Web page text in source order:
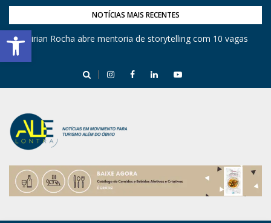
Barra de Ferramentas Aberta
NOTÍCIAS MAIS RECENTES
Mirian Rocha abre mentoria de storytelling com 10 vagas